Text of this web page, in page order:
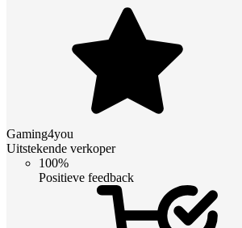
Gaming4you
Uitstekende verkoper
100%
Positieve feedback